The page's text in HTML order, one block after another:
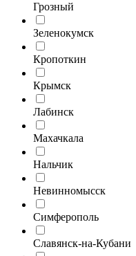
Грозный
Зеленокумск
Кропоткин
Крымск
Лабинск
Махачкала
Нальчик
Невинномысск
Симферополь
Славянск-на-Кубани